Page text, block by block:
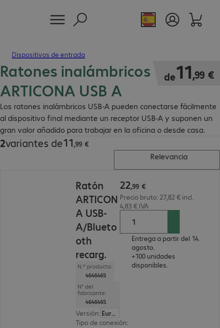
Dispositivos de entrada
Ratones inalámbricos
ARTICONA USB A
Los ratones inalámbricos USB-A pueden conectarse fácilmente
al dispositivo final mediante un receptor USB-A y suponen un
gran valor añadido para trabajar en la oficina o desde casa.
de11,99 €
11,99 €
2variantes de11,99 €
11,99 €
Relevancia
Ratón
ARTICON
A USB-
A/Blueto
oth
recarg.
N.º producto:
4646465
N° del
fabricante:
4646465
Versión:
Europa
Tipo de conexión:
22,99 €
Precio bruto: 27,82 € incl.
4,83 € IVA
Entrega a partir del 14.
agosto.
+100 unidades
disponibles.